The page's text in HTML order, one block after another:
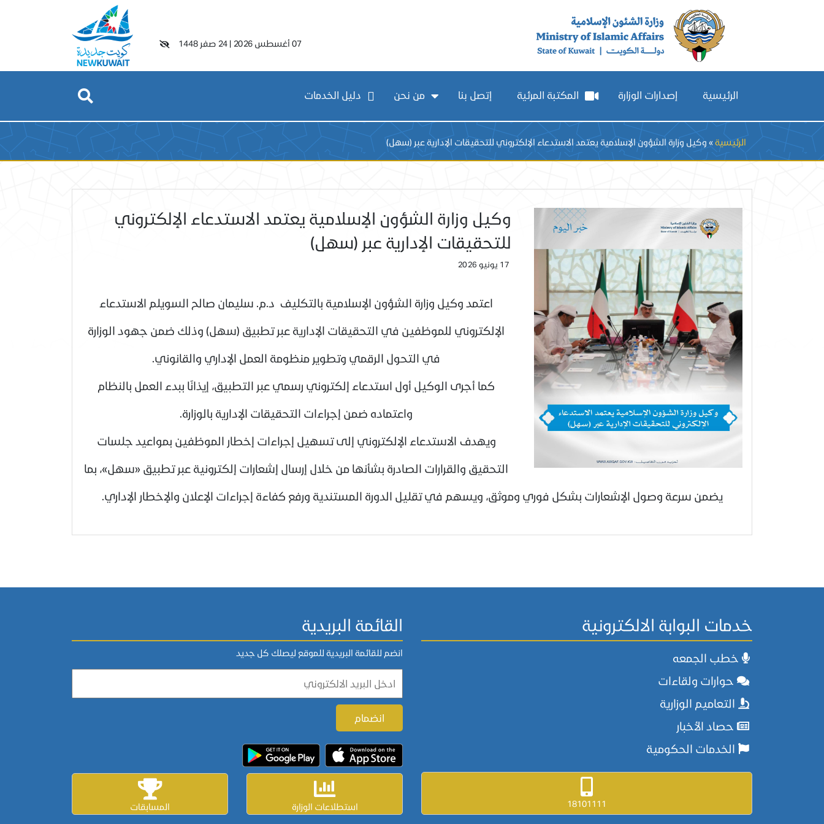
07 أغسطس 2026 | 24 صفر 1448
الرئيسية إصدارات الوزارة المكتبة المرئية إتصل بنا من نحن دليل الخدمات
Breadcrumb
الرئيسية وكيل وزارة الشؤون الإسلامية يعتمد الاستدعاء الإلكتروني للتحقيقات الإدارية عبر (سهل)
وكيل وزارة الشؤون الإسلامية يعتمد الاستدعاء الإلكتروني
للتحقيقات الإدارية عبر (سهل)
17 يونيو 2026
اعتمد وكيل وزارة الشؤون الإسلامية بالتكليف د.م. سليمان صالح السويلم الاستدعاء
الإلكتروني للموظفين في التحقيقات الإدارية عبر تطبيق (سهل) وذلك ضمن جهود الوزارة
في التحول الرقمي وتطوير منظومة العمل الإداري والقانوني.
كما أجرى الوكيل أول استدعاء إلكتروني رسمي عبر التطبيق، إيذانًا ببدء العمل بالنظام
واعتماده ضمن إجراءات التحقيقات الإدارية بالوزارة.
ويهدف الاستدعاء الإلكتروني إلى تسهيل إجراءات إخطار الموظفين بمواعيد جلسات
التحقيق والقرارات الصادرة بشأنها من خلال إرسال إشعارات إلكترونية عبر تطبيق «سهل»، بما
يضمن سرعة وصول الإشعارات بشكل فوري وموثق، ويسهم في تقليل الدورة المستندية ورفع كفاءة إجراءات الإعلان والإخطار الإداري.
خدمات البوابة الالكترونية
خطب الجمعه
حوارات ولقاءات
التعاميم الوزارية
حصاد الأخبار
الخدمات الحكومية
18101111
القائمة البريدية
انضم للقائمة البريدية للموقع ليصلك كل جديد
استطلاعات الوزارة المسابقات